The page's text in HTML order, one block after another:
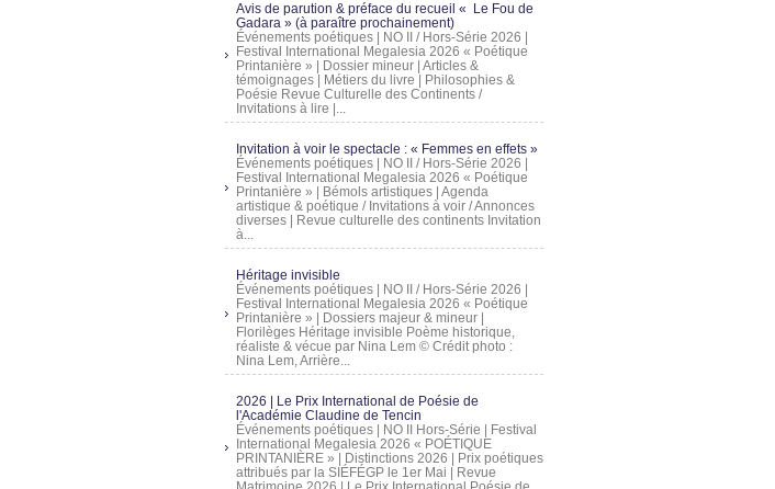
Avis de parution & préface du recueil « Le Fou de
Gadara » (à paraître prochainement)
Événements poétiques | NO II / Hors-Série 2026 |
Festival International Megalesia 2026 « Poétique
Printanière » | Dossier mineur | Articles &
témoignages | Métiers du livre | Philosophies &
Poésie Revue Culturelle des Continents /
Invitations à lire |...
Invitation à voir le spectacle : « Femmes en effets »
Événements poétiques | NO II / Hors-Série 2026 |
Festival International Megalesia 2026 « Poétique
Printanière » | Bémols artistiques | Agenda
artistique & poétique / Invitations à voir / Annonces
diverses | Revue culturelle des continents Invitation
à...
Héritage invisible
Événements poétiques | NO II / Hors-Série 2026 |
Festival International Megalesia 2026 « Poétique
Printanière » | Dossiers majeur & mineur |
Florilèges Héritage invisible Poème historique,
réaliste & vécue par Nina Lem © Crédit photo :
Nina Lem, Arrière...
2026 | Le Prix International de Poésie de
l'Académie Claudine de Tencin
Événements poétiques | NO II Hors-Série | Festival
International Megalesia 2026 « POÉTIQUE
PRINTANIÈRE » | Distinctions 2026 | Prix poétiques
attribués par la SIÉFÉGP le 1er Mai | Revue